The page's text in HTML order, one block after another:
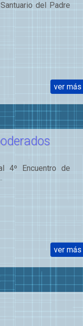
del Padre
ver más
4º Encuentro de
ver más